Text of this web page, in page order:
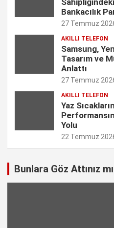
Bankacılık
27 Temmuz
AKILLI TELEFON
Samsung,
Tasarım ve
Anlattı
27 Temmuz
AKILLI TELEFON
Yaz
Yolu
22 Temmuz
Bunlara Göz Attınız